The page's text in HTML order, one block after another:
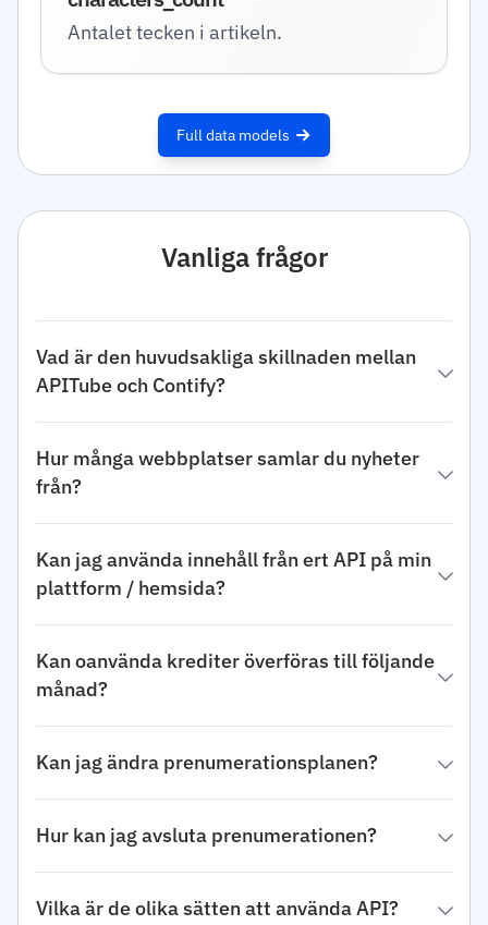
Antalet tecken i artikeln.
Full data models
Vanliga frågor
Vad är den huvudsakliga skillnaden mellan
APITube och Contify?
Hur många webbplatser samlar du nyheter
från?
Kan jag använda innehåll från ert API på min
plattform / hemsida?
Kan oanvända krediter överföras till följande
månad?
Kan jag ändra prenumerationsplanen?
Hur kan jag avsluta prenumerationen?
Vilka är de olika sätten att använda API?